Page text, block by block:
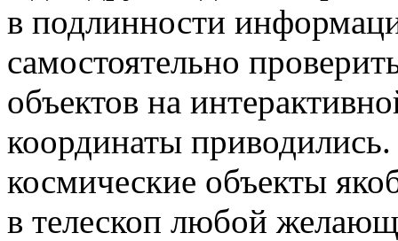
в подлинности
самостоятельно
объектов на
координаты
космические объекты
в телескоп любой